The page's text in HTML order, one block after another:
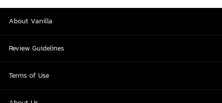
About Vanilla
Review Guidelines
Terms of Use